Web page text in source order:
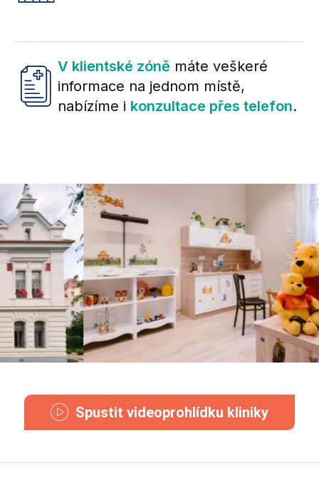
V klientské zóně máte veškeré
informace na jednom místě,
nabízíme i konzultace přes telefon.
Spustit videoprohlídku kliniky